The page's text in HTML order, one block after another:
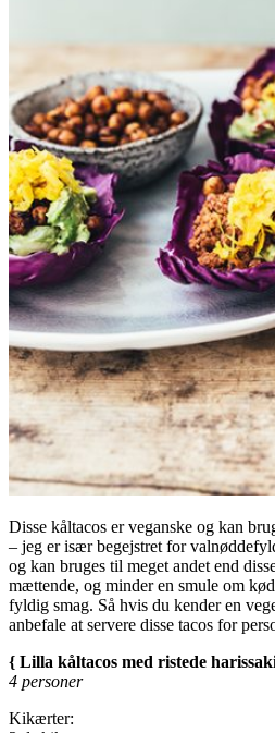
Disse kåltacos er veganske og kan
– jeg er især begejstret for
og kan bruges til meget andet end
mættende, og minder en smule om
fyldig smag. Så hvis du kender en
anbefale at servere disse tacos for
{ Lilla kåltacos med ristede
4 personer
Kikærter: